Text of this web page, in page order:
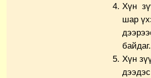
Хүн
шар
байдаг.
Хүн